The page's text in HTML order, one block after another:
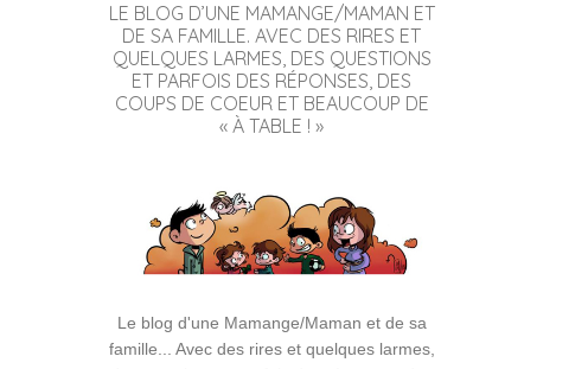
LE BLOG D’UNE MAMANGE/MAMAN ET
DE SA FAMILLE. AVEC DES RIRES ET
QUELQUES LARMES, DES QUESTIONS
ET PARFOIS DES RÉPONSES, DES
COUPS DE COEUR ET BEAUCOUP DE
« À TABLE ! »
Le blog d'une Mamange/Maman et de sa
famille... Avec des rires et quelques larmes,